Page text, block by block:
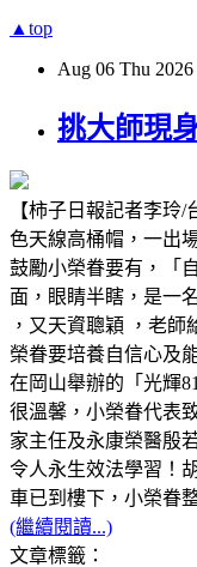
▲top
Aug 06 Thu 2026
挑大師現
【柿子日報記者李
色天線高桶帽，一出
鼓勵小榮眷要有，「
面，眼睛半瞎，是一
，又天資聰穎 ，老
榮眷要培養自信心及
在岡山舉辦的「光輝
很溫馨，小榮眷代表
家主任及永康榮醫殷
令人永生效法學習！
車已到樓下，小榮眷
(繼續閱讀...)
文章標籤：